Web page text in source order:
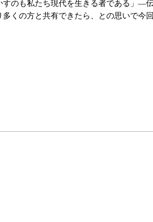
のも私たち現代を生きる者である」―
くの方と共有できたら、との思いで今